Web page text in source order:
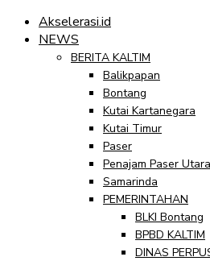
Akselerasi.id
NEWS
BERITA KALTIM
Balikpapan
Bontang
Kutai Kartanegara
Kutai Timur
Paser
Penajam Paser Utara
Samarinda
PEMERINTAHAN
BLKI Bontang
BPBD KALTIM
DINAS